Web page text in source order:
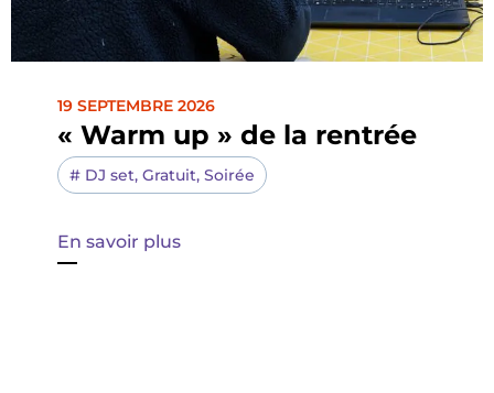
19 SEPTEMBRE 2026
« Warm up » de la rentrée
# DJ set, Gratuit, Soirée
En savoir plus